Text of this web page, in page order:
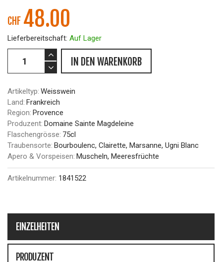
CHF 48.00
Lieferbereitschaft: Auf Lager
IN DEN WARENKORB
Artikeltyp: Weisswein
Land: Frankreich
Region: Provence
Produzent: Domaine Sainte Magdeleine
Flaschengrösse: 75cl
Traubensorte: Bourboulenc, Clairette, Marsanne, Ugni Blanc
Apero & Vorspeisen: Muscheln, Meeresfrüchte
Artikelnummer: 1841522
EINZELHEITEN
PRODUZENT